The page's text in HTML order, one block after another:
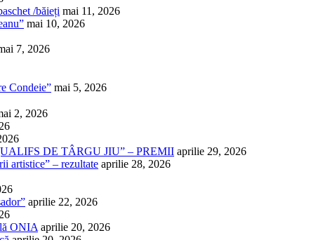
/băieți mai 11, 2026
mai 10, 2026
7, 2026
Condeie” mai 5, 2026
2, 2026
DE TÂRGU JIU” – PREMII aprilie 29, 2026
artistice” – rezultate aprilie 28, 2026
aprilie 22, 2026
ONIA aprilie 20, 2026